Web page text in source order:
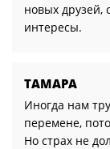
новых
интересы.
ТАМАРА
Иногда нам
перемене,
Но страх не